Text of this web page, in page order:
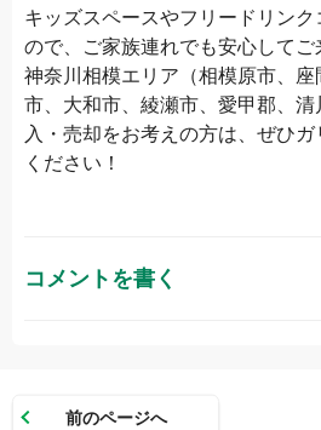
キッズスペースやフリードリン
ので、ご家族連れでも安心してご
神奈川相模エリア（相模原市、
市、大和市、綾瀬市、愛甲郡、
入・売却をお考えの方は、ぜひ
ください！
コメントを書く
前のページへ